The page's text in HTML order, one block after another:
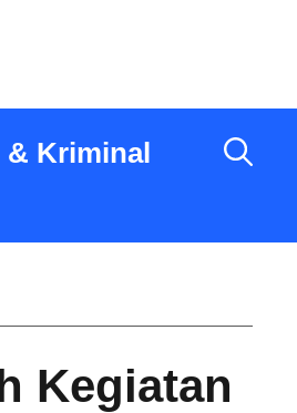
& Kriminal
Kegiatan